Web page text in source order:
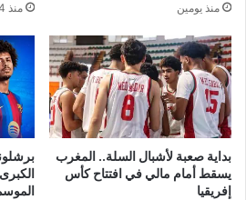
منذ يومين منذ 4 أيام
بداية صعبة لأشبال السلة.. المغرب
يسقط أمام مالي في افتتاح كأس
إفريقيا